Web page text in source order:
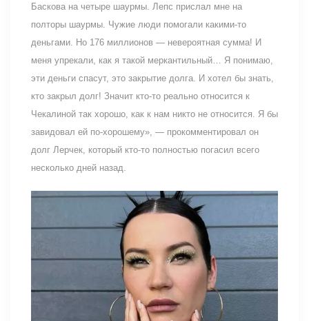
Баскова на четыре шаурмы. Лепс прислал мне на
полторы шаурмы. Чужие люди помогали какими-то
деньгами. Но 176 миллионов — невероятная сумма! И
меня упрекали, как я такой меркантильный… Я понимаю,
эти деньги спасут, это закрытие долга. И хотел бы знать,
кто закрыл долг! Значит кто-то реально относится к
Чекалиной так хорошо, как к нам никто не относится. Я бы
завидовал ей по-хорошему», — прокомментировал он
долг Лерчек, который кто-то полностью погасил всего
несколько дней назад.